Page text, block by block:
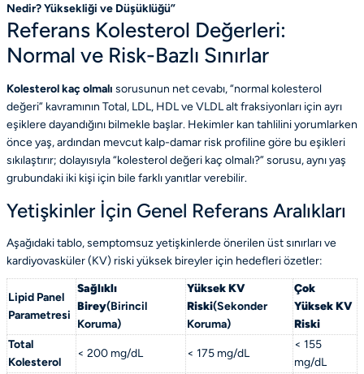
Nedir? Yüksekliği ve Düşüklüğü”
Referans Kolesterol Değerleri:
Normal ve Risk-Bazlı Sınırlar
Kolesterol kaç olmalı sorusunun net cevabı, “normal kolesterol
değeri” kavramının Total, LDL, HDL ve VLDL alt fraksiyonları için ayrı
eşiklere dayandığını bilmekle başlar. Hekimler kan tahlilini yorumlarken
önce yaş, ardından mevcut kalp-damar risk profiline göre bu eşikleri
sıkılaştırır; dolayısıyla “kolesterol değeri kaç olmalı?” sorusu, aynı yaş
grubundaki iki kişi için bile farklı yanıtlar verebilir.
Yetişkinler İçin Genel Referans Aralıkları
Aşağıdaki tablo, semptomsuz yetişkinlerde önerilen üst sınırları ve
kardiyovasküler (KV) riski yüksek bireyler için hedefleri özetler:
Lipid Panel
Parametresi
Sağlıklı
Birey(Birincil
Koruma)
Yüksek KV
Riski(Sekonder
Koruma)
Çok
Yüksek KV
Riski
Total
Kolesterol
< 200 mg/dL < 175 mg/dL
< 155
mg/dL